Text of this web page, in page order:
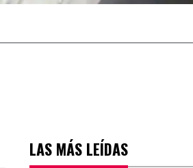
LAS MÁS LEÍDAS